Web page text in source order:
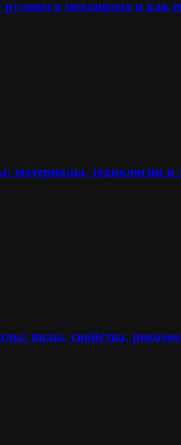
механизма и как
материалы, технологии и
виды, свойства,